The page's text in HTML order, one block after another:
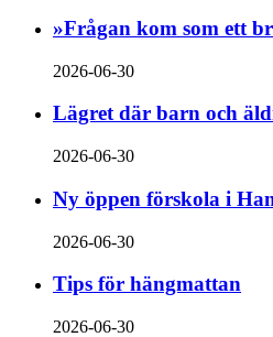
»Frågan kom som ett
2026-06-30
Lägret där barn och
2026-06-30
Ny öppen förskola i
2026-06-30
Tips för hängmattan
2026-06-30